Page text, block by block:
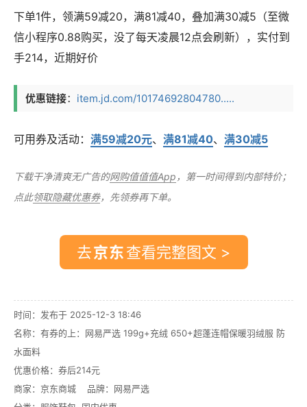
下单1件，领满59减20，满81减40，叠加满30减5（至微
信小程序0.88购买，没了每天凌晨12点会刷新），实付到
手214，近期好价
优惠链接： item.jd.com/10174692804780.....
可用券及活动： 满59减20元、 满81减40、 满30减5
下载干净清爽无广告的网购值值值App ，第一时间得到内部特价；
点此领取隐藏优惠券，先领券再下单。
去 查看完整图文 >
时间：发布于 2025-12-3 18:46
名称： 有券的上：网易严选 199g+充绒 650+超蓬连帽保暖羽绒服 防
水面料
优惠价格： 券后214元
商家： 京东商城 品牌： 网易严选